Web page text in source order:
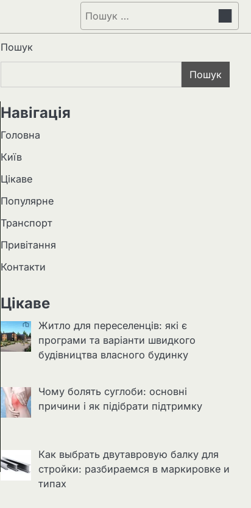
Пошук:
Пошук
Пошук
Навігація
Головна
Київ
Цікаве
Популярне
Транспорт
Привітання
Контакти
Цікаве
Житло для переселенців: які є
програми та варіанти швидкого
будівництва власного будинку
Чому болять суглоби: основні
причини і як підібрати підтримку
Как выбрать двутавровую балку для
стройки: разбираемся в маркировке и
типах